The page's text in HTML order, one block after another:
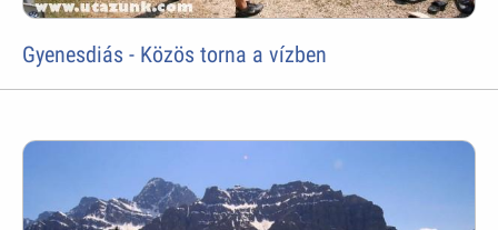
Gyenesdiás - Közös torna a vízben